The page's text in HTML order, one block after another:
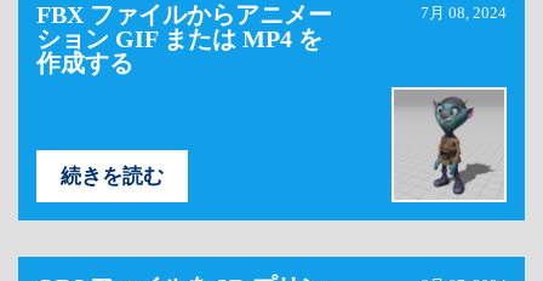
FBX ファイルからアニメー
ション GIF または MP4 を
作成する
7月 08, 2024
続きを読む